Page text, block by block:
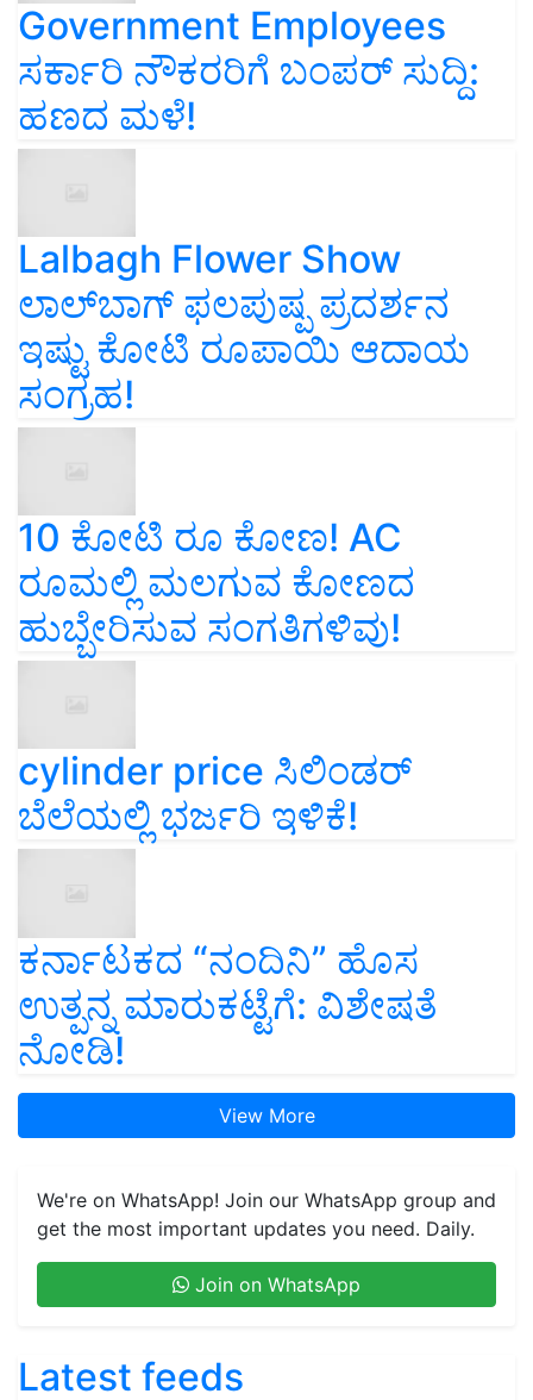
Government Employees
ಸರ್ಕಾರಿ ನೌಕರರಿಗೆ ಬಂಪರ್‌ ಸುದ್ದಿ:
ಹಣದ ಮಳೆ!
Lalbagh Flower Show
ಲಾಲ್‌ಬಾಗ್ ಫಲಪುಷ್ಪ ಪ್ರದರ್ಶನ
ಇಷ್ಟು ಕೋಟಿ ರೂಪಾಯಿ ಆದಾಯ
ಸಂಗ್ರಹ!
10 ಕೋಟಿ ರೂ ಕೋಣ! AC
ರೂಮಲ್ಲಿ ಮಲಗುವ ಕೋಣದ
ಹುಬ್ಬೇರಿಸುವ ಸಂಗತಿಗಳಿವು!
cylinder price ಸಿಲಿಂಡರ್‌
ಬೆಲೆಯಲ್ಲಿ ಭರ್ಜರಿ ಇಳಿಕೆ!
ಕರ್ನಾಟಕದ “ನಂದಿನಿ” ಹೊಸ
ಉತ್ಪನ್ನ ಮಾರುಕಟ್ಟೆಗೆ: ವಿಶೇಷತೆ
ನೋಡಿ!
View More
We're on WhatsApp! Join our WhatsApp group and
get the most important updates you need. Daily.
Join on WhatsApp
Latest feeds